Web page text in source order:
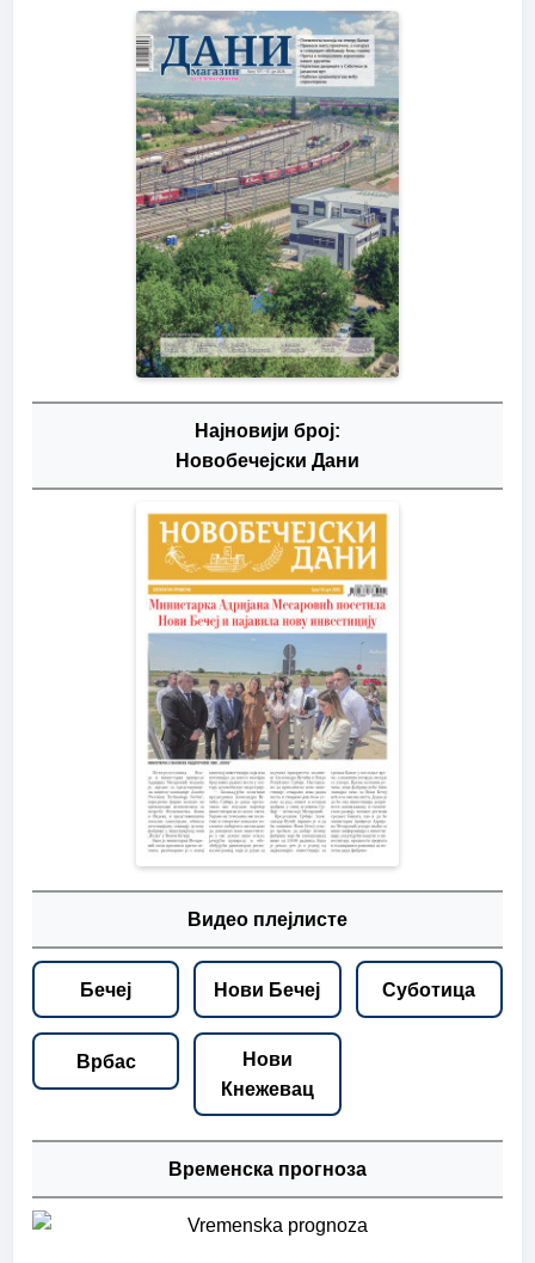
Најновији број:
Новобечејски Дани
Видео плејлисте
Бечеј Нови Бечеј Суботица
Врбас
Нови
Кнежевац
Временска прогноза